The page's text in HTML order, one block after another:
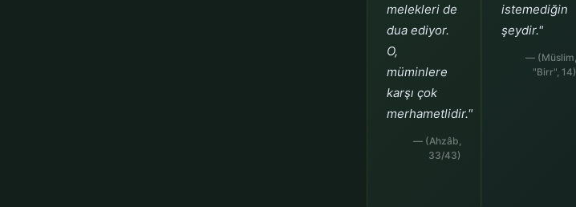
melekleri de
dua ediyor.
O,
müminlere
karşı çok
merhametlidir."
— (Ahzâb,
33/43)
istemediğin
şeydir."
— (Müslim,
"Birr", 14)